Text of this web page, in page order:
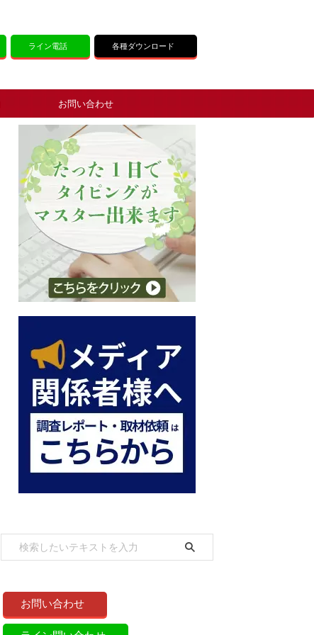
ライン電話 各種ダウンロード
お問い合わせ
お問い合わせ